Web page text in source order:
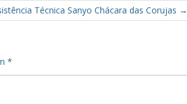
Técnica Sanyo Chácara das Corujas →
*